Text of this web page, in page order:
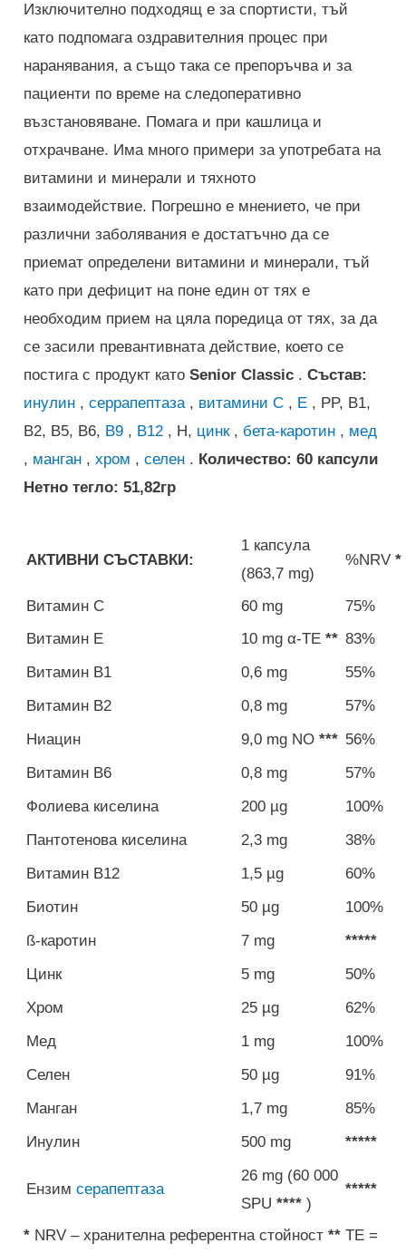
Изключително подходящ е за спортисти, тъй
като подпомага оздравителния процес при
наранявания, а също така се препоръчва и за
пациенти по време на следоперативно
възстановяване. Помага и при кашлица и
отхрачване. Има много примери за употребата на
витамини и минерали и тяхното
взаимодействие. Погрешно е мнението, че при
различни заболявания е достатъчно да се
приемат определени витамини и минерали, тъй
като при дефицит на поне един от тях е
необходим прием на цяла поредица от тях, за да
се засили превантивната действие, което се
постига с продукт катоSenior Classic .Състав:
инулин ,серрапептаза, витамини C , E , PP, B1,
B2, B5, B6, B9 , B12 , H, цинк, бета-каротин , мед
, манган ,хром ,селен . Количество: 60 капсули
Нетно тегло: 51,82гр
АКТИВНИ СЪСТАВКИ:
1 капсула
(863,7 mg)
%NRV*
Витамин C 60 mg
75%
Витамин Е
10 mg α-TE** 83%
Витамин B1
0,6 mg
55%
Витамин B2
0,8 mg
57%
Ниацин
9,0 mg NO*** 56%
Витамин B6
0,8 mg
57%
Фолиева киселина
200 µg
100%
Пантотенова киселина
2,3 mg
38%
Витамин B12
1,5 µg
60%
Биотин
50 µg
100%
ß-каротин
7 mg
*****
Цинк
5 mg
50%
Хром
25 µg
62%
Мед
1 mg
100%
Селен
50 µg
91%
Манган
1,7 mg
85%
Инулин
500 mg *****
Ензимсерапептаза
26 mg (60 000
SPU**** )
*****
* NRV – хранителна референтна стойност** TE =